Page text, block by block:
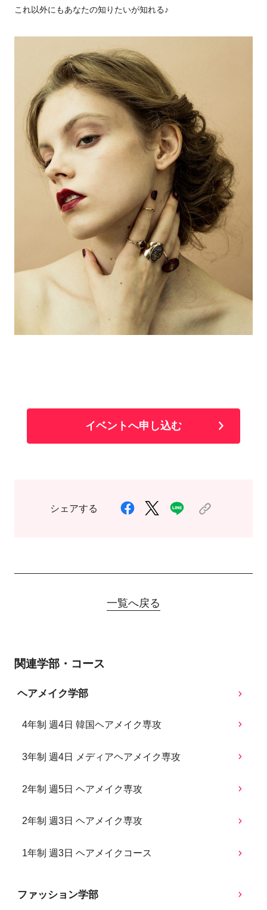
これ以外にもあなたの知りたいが知れる♪
イベントへ申し込む
シェアする
一覧へ戻る
関連学部・コース
ヘアメイク学部
4年制 週4日 韓国ヘアメイク専攻
3年制 週4日 メディアヘアメイク専攻
2年制 週5日 ヘアメイク専攻
2年制 週3日 ヘアメイク専攻
1年制 週3日 ヘアメイクコース
ファッション学部